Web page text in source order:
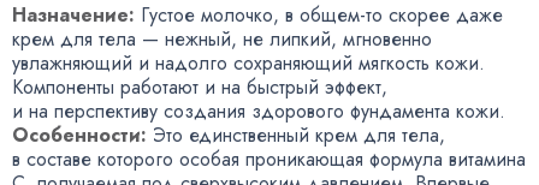
Назначение: Густое молочко, в общем-то скорее даже
крем для тела — нежный, не липкий, мгновенно
увлажняющий и надолго сохраняющий мягкость кожи.
Компоненты работают и на быстрый эффект,
и на перспективу создания здорового фундамента кожи.
Особенности: Это единственный крем для тела,
в составе которого особая проникающая формула витамина